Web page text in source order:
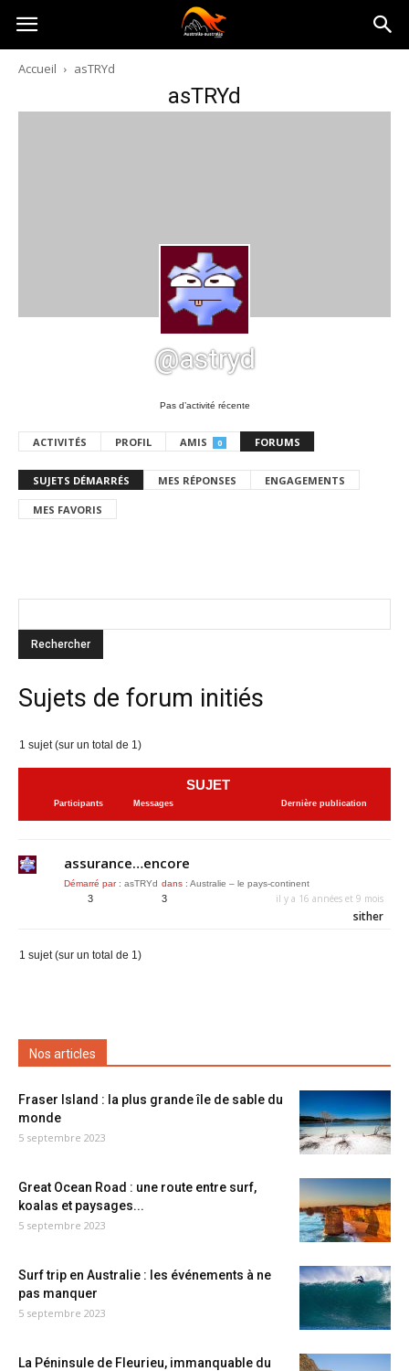
Australia-
australie.com
Accueil asTRYd
asTRYd
@astryd
Pas d’activité récente
ACTIVITÉS PROFIL AMIS 0 FORUMS
SUJETS DÉMARRÉS MES RÉPONSES ENGAGEMENTS
MES FAVORIS
Sujets de forum initiés
1 sujet (sur un total de 1)
SUJET
Participants Messages Dernière publication
assurance…encore
Démarré par : asTRYd dans : Australie – le pays-continent
3 3 il y a 16 années et 9 mois
sither
1 sujet (sur un total de 1)
Nos articles
Fraser Island : la plus grande île de sable du
monde
5 septembre 2023
Great Ocean Road : une route entre surf,
koalas et paysages...
5 septembre 2023
Surf trip en Australie : les événements à ne
pas manquer
5 septembre 2023
La Péninsule de Fleurieu, immanquable du